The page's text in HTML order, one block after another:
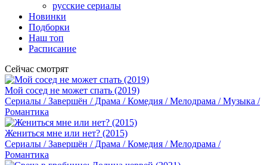
русские сериалы
Новинки
Подборки
Наш топ
Расписание
Сейчас смотрят
Мой сосед не может спать (2019)
Сериалы / Завершён / Драма / Комедия / Мелодрама / Музыка /
Романтика
Жениться мне или нет? (2015)
Сериалы / Завершён / Драма / Комедия / Мелодрама /
Романтика